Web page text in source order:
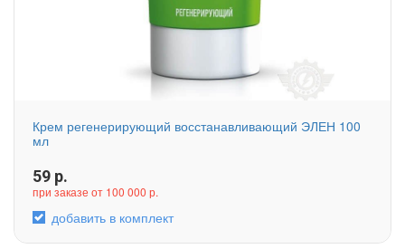
Крем регенерирующий восстанавливающий ЭЛЕН 100
мл
59 р.
при заказе от 100 000 р.
добавить в комплект